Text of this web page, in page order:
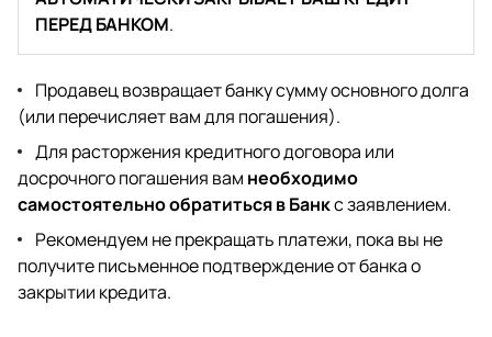
ПЕРЕД БАНКОМ.
Продавец возвращает банку сумму основного долга
(или перечисляет вам для погашения).
Для расторжения кредитного договора или
досрочного погашения вам необходимо
самостоятельно обратиться в Банкс заявлением.
Рекомендуем не прекращать платежи, пока вы не
получите письменное подтверждение от банка о
закрытии кредита.